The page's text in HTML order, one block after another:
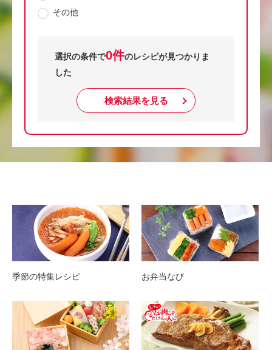
その他
選択の条件で0件のレシピが見つかりま
した
検索結果を見る
季節の特集レシピ お弁当なび